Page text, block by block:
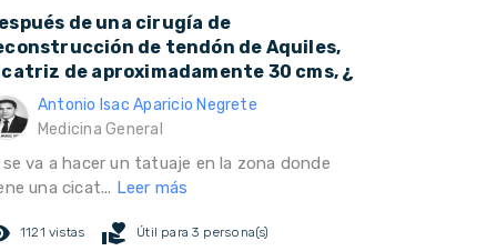
de una cirugía de
de tendón de Aquiles,
de aproximadamente 30 cms, ¿
Antonio Isac Aparicio Negrete
Medicina General
se va a hacer un tatuaje en la zona donde
una cicat... Leer más
1121 vistas volunteer_activism Útil para 3 persona(s)